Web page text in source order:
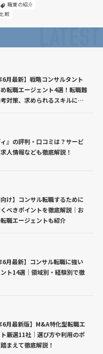
職業の紹介
較
LATEST
6月最新】戦略コンサルタント
転職エージェント4選！転職難
対策、求められるスキルにつ
ィ』の評判・口コミは？サービ
人情報なども徹底解説！
向け】コンサル転職するために
べきポイントを徹底解説｜お
職エージェントも紹介
6月最新】コンサル転職に強い
ト14選｜領域別・経験別で徹
6月最新版】M&A特化型転職エ
厳選11社｜選び方や利用のポ
まえて徹底解説！